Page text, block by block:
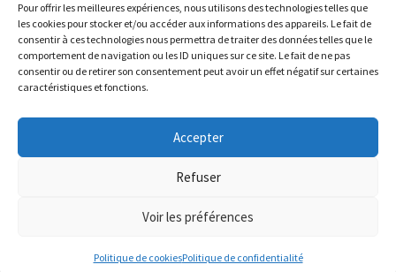
Pour offrir les meilleures expériences, nous utilisons des technologies telles que
les cookies pour stocker et/ou accéder aux informations des appareils. Le fait de
consentir à ces technologies nous permettra de traiter des données telles que le
comportement de navigation ou les ID uniques sur ce site. Le fait de ne pas
consentir ou de retirer son consentement peut avoir un effet négatif sur certaines
caractéristiques et fonctions.
Accepter
Refuser
Voir les préférences
Politique de cookiesPolitique de confidentialité
Partez à la recherche des petits prix sur le site ! Bel été